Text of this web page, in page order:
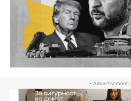
- Advertisement -